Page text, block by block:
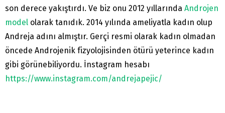
son derece yakıştırdı. Ve biz onu 2012 yıllarında Androjen
model olarak tanıdık. 2014 yılında ameliyatla kadın olup
Andreja adını almıştır. Gerçi resmi olarak kadın olmadan
öncede Androjenik fizyolojisinden ötürü yeterince kadın
gibi görünebiliyordu. İnstagram hesabı
https://www.instagram.com/andrejapejic/